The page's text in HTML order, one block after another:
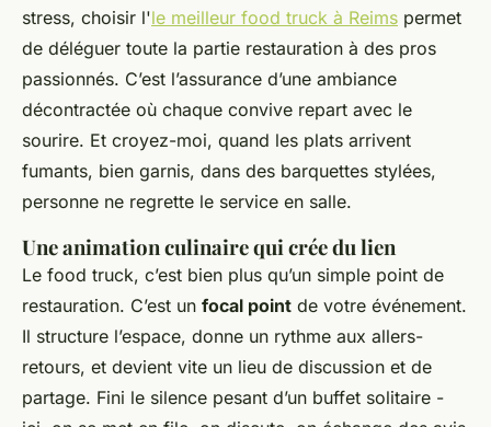
stress, choisir l'le meilleur food truck à Reims permet
de déléguer toute la partie restauration à des pros
passionnés. C’est l’assurance d’une ambiance
décontractée où chaque convive repart avec le
sourire. Et croyez-moi, quand les plats arrivent
fumants, bien garnis, dans des barquettes stylées,
personne ne regrette le service en salle.
Une animation culinaire qui crée du lien
Le food truck, c’est bien plus qu’un simple point de
restauration. C’est un focal point de votre événement.
Il structure l’espace, donne un rythme aux allers-
retours, et devient vite un lieu de discussion et de
partage. Fini le silence pesant d’un buffet solitaire -